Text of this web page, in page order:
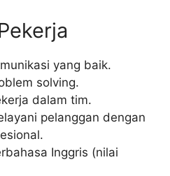
yang baik.
solving.
dalam tim.
pelanggan dengan
Inggris (nilai